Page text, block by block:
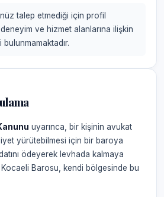
talep etmediği için profil
ve hizmet alanlarına ilişkin
uyarınca, bir kişinin avukat
yürütebilmesi için bir baroya
ödeyerek levhada kalmaya
Barosu, kendi bölgesinde bu